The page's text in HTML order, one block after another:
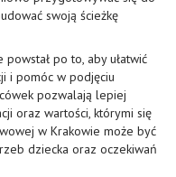
swoją ścieżkę
po to, aby ułatwić
i pomóc w podjęciu
pozwalają lepiej
oraz wartości, którymi się
w Krakowie może być
dziecka oraz oczekiwań